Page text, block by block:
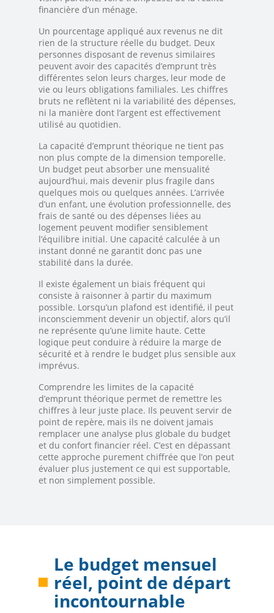
financière d’un ménage.
Un pourcentage appliqué aux revenus ne dit
rien de la structure réelle du budget. Deux
personnes disposant de revenus similaires
peuvent avoir des capacités d’emprunt très
différentes selon leurs charges, leur mode de
vie ou leurs obligations familiales. Les chiffres
bruts ne reflètent ni la variabilité des dépenses,
ni la manière dont l’argent est effectivement
utilisé au quotidien.
La capacité d’emprunt théorique ne tient pas
non plus compte de la dimension temporelle.
Un budget peut absorber une mensualité
aujourd’hui, mais devenir plus fragile dans
quelques mois ou quelques années. L’arrivée
d’un enfant, une évolution professionnelle, des
frais de santé ou des dépenses liées au
logement peuvent modifier sensiblement
l’équilibre initial. Une capacité calculée à un
instant donné ne garantit donc pas une
stabilité dans la durée.
Il existe également un biais fréquent qui
consiste à raisonner à partir du maximum
possible. Lorsqu’un plafond est identifié, il peut
inconsciemment devenir un objectif, alors qu’il
ne représente qu’une limite haute. Cette
logique peut conduire à réduire la marge de
sécurité et à rendre le budget plus sensible aux
imprévus.
Comprendre les limites de la capacité
d’emprunt théorique permet de remettre les
chiffres à leur juste place. Ils peuvent servir de
point de repère, mais ils ne doivent jamais
remplacer une analyse plus globale du budget
et du confort financier réel. C’est en dépassant
cette approche purement chiffrée que l’on peut
évaluer plus justement ce qui est supportable,
et non simplement possible.
Le budget mensuel
réel, point de départ
incontournable